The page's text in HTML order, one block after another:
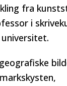
fra
i